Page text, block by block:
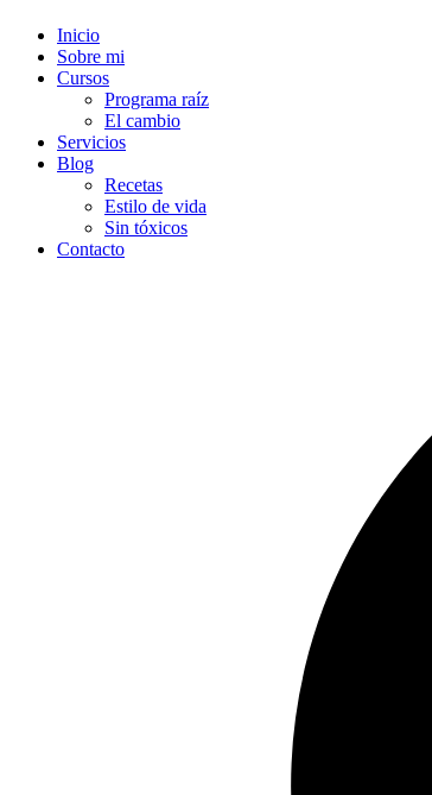
Inicio
Sobre mi
Cursos
Programa raíz
El cambio
Servicios
Blog
Recetas
Estilo de vida
Sin tóxicos
Contacto